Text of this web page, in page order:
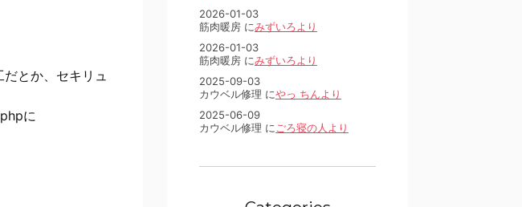
とか、セキリュ
に
2026-01-03
筋肉暖房 にみずいろより
2026-01-03
筋肉暖房 にみずいろより
2025-09-03
カウベル修理 にやっ ちんより
2025-06-09
カウベル修理 に ごろ寝の人より